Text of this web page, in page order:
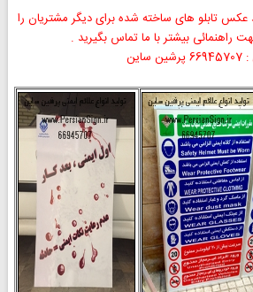
عکس تابلو های ساخته شده برای دیگر مشتریان را
راهنمائی بیشتر با ما تماس بگیرید .
ساین